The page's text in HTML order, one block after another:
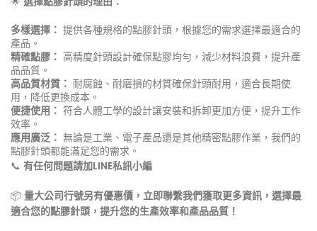
多樣選擇： 提供各種規格的點膠針頭，根據您的需求選擇最適合的
產品。
精確點膠： 高精度針頭設計確保點膠均勻，減少材料浪費，提升產
品品質。
高品質材質： 耐腐蝕、耐磨損的材質確保針頭耐用，適合長期使
用，降低更換成本。
便捷使用： 符合人體工學的設計讓安裝和拆卸更加方便，提升工作
效率。
應用廣泛： 無論是工業、電子產品還是其他精密點膠作業，我們的
點膠針頭都能滿足您的需求。
📞 有任何問題請加LINE私訊小編
📦 量大公司行號另有優惠價，立即聯繫我們獲取更多資訊，選擇最
適合您的點膠針頭，提升您的生產效率和產品品質！